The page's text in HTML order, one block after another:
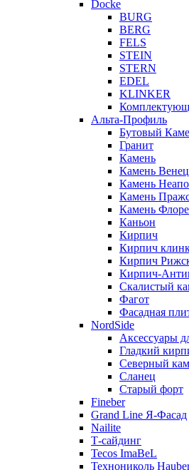
Docke
BURG
BERG
FELS
STEIN
STERN
EDEL
KLINKER
Альта-Профиль
Бутовый
Гранит
Камень
Камень
Камень
Камень
Камень
Каньон
Кирпич
Кирпич
Кирпич
Кирпич-
Скалистый
Фагот
Фасадная
NordSide
Аксессуары
Гладкий
Северный
Сланец
Старый форт
Fineber
Grand Line Я-Фасад
Nailite
Т-сайдинг
Tecos ImaBeL
Технониколь